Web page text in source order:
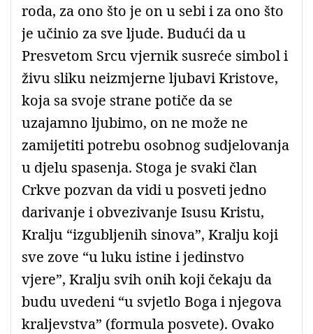
roda, za ono što je on u sebi i za ono što
je učinio za sve ljude. Budući da u
Presvetom Srcu vjernik susreće simbol i
živu sliku neizmjerne ljubavi Kristove,
koja sa svoje strane potiče da se
uzajamno ljubimo, on ne može ne
zamijetiti potrebu osobnog sudjelovanja
u djelu spasenja. Stoga je svaki član
Crkve pozvan da vidi u posveti jedno
darivanje i obvezivanje Isusu Kristu,
Kralju “izgubljenih sinova”, Kralju koji
sve zove “u luku istine i jedinstvo
vjere”, Kralju svih onih koji čekaju da
budu uvedeni “u svjetlo Boga i njegova
kraljevstva” (formula posvete). Ovako